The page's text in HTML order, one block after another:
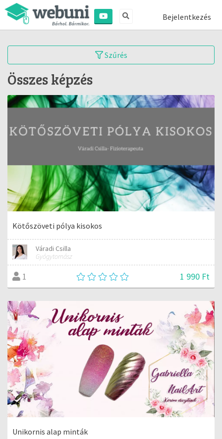
Bejelentkezés
Szűrés
Összes képzés
Kötőszöveti pólya kisokos
Váradi Csilla
Gyógytornász
1 1 990 Ft
Unikornis alap minták